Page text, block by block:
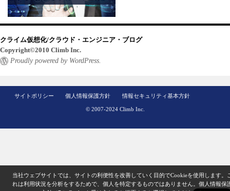
クライム仮想化/クラウド・エンジニア・ブログ
Copyright©2010 Climb Inc.
Proudly powered by WordPress.
サイトポリシー 個人情報保護方針 情報セキュリティ基本方針
© 2007-2024 Climb Inc.
当社ウェブサイトでは、サイトの利便性を改善していく目的でCookieを使用します。
れは利用状況を分析をするためで、個人を特定するものではありません。 個人情報保